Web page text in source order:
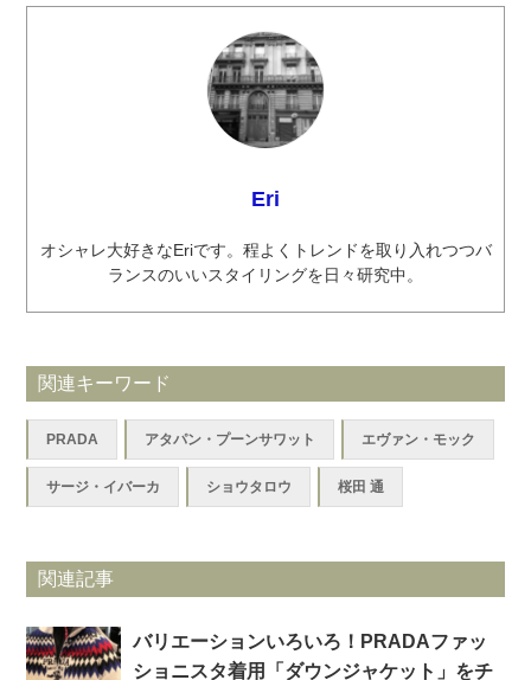
Eri
オシャレ大好きなEriです。程よくトレンドを取り入れつつバ
ランスのいいスタイリングを日々研究中。
関連キーワード
PRADA アタパン・プーンサワット エヴァン・モック
サージ・イバーカ ショウタロウ 桜田 通
関連記事
バリエーションいろいろ！PRADAファッ
ショニスタ着用「ダウンジャケット」をチ